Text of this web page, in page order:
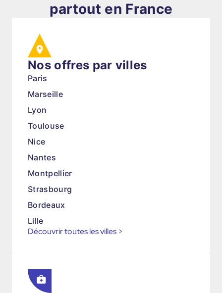
partout en France
Nos offres par villes
Paris
Marseille
Lyon
Toulouse
Nice
Nantes
Montpellier
Strasbourg
Bordeaux
Lille
Découvrir toutes les villes >